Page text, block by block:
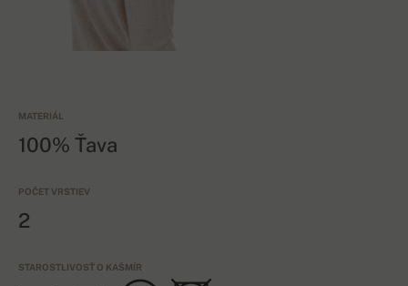
MATERIÁL
100% Ťava
POČET VRSTIEV
2
STAROSTLIVOSŤ O KAŠMÍR